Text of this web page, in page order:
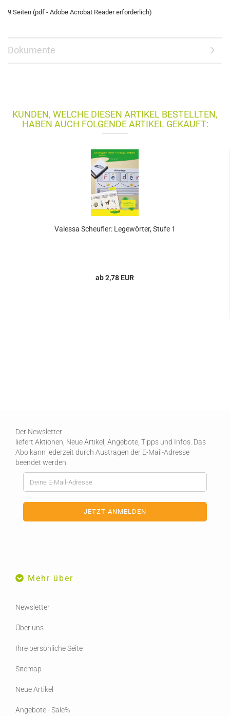
9 Seiten (pdf - Adobe Acrobat Reader erforderlich)
Dokumente
KUNDEN, WELCHE DIESEN ARTIKEL BESTELLTEN,
HABEN AUCH FOLGENDE ARTIKEL GEKAUFT:
Valessa Scheufler: Legewörter, Stufe 1
ab 2,78 EUR
Der Newsletter
liefert Aktionen, Neue Artikel, Angebote, Tipps und Infos. Das
Abo kann jederzeit durch Austragen der E-Mail-Adresse
beendet werden.
Mehr über
Newsletter
Über uns
Ihre persönliche Seite
Sitemap
Neue Artikel
Angebote - Sale%